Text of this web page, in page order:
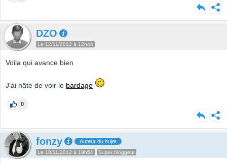
DZO
Le 12/11/2012 à 12h44
Voila qui avance bien
J'ai hâte de voir le bardage
0
fonzy Auteur du sujet
Le 18/11/2012 à 19h54 Super bloggeur